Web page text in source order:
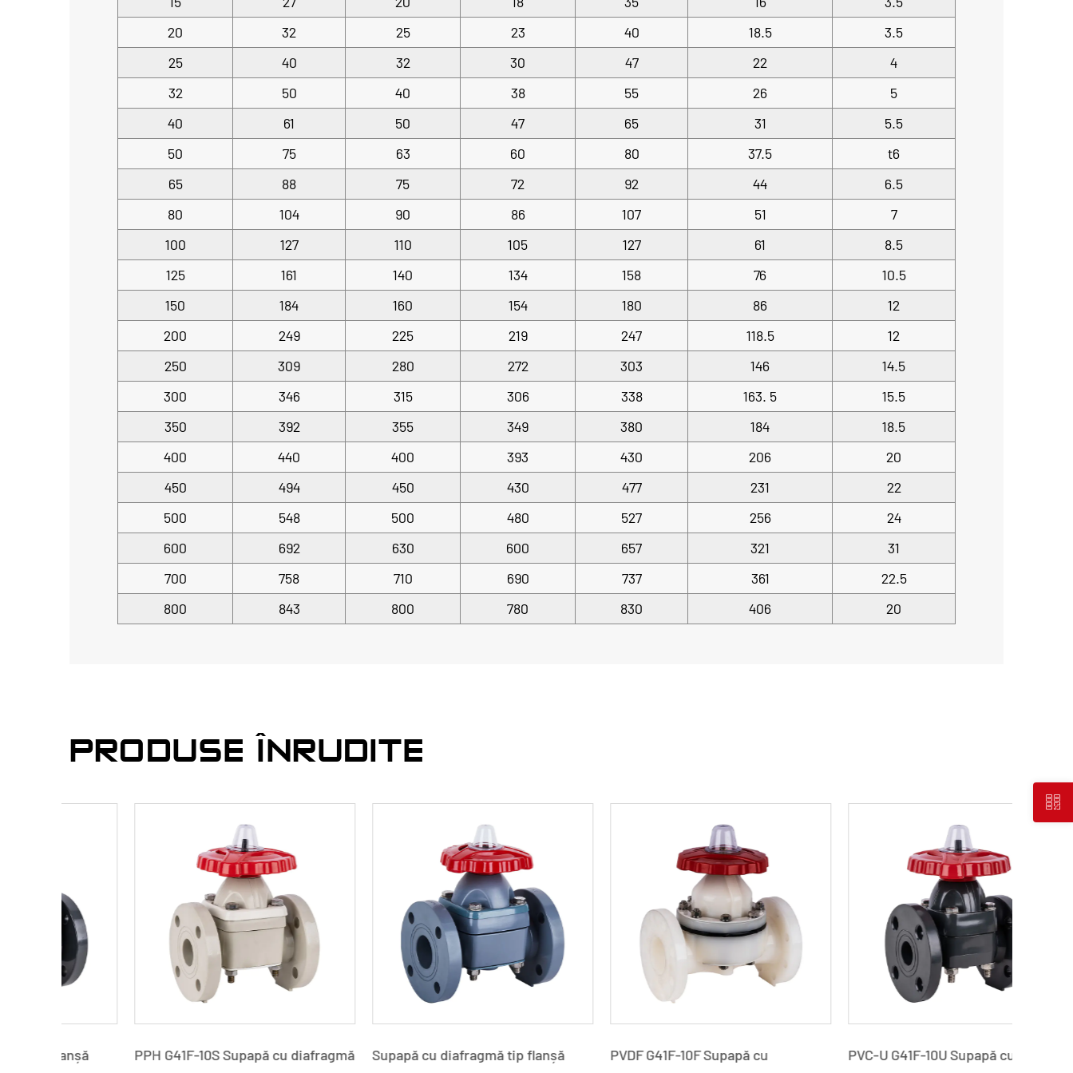
20
32 25 23 40 18.5
3.5
25
40 32 30 47 22
4
32
50 40 38 55 26
5
40
61 50 47 65 31
5.5
50
75 63 60 80 37.5
t6
65
88 75 72 92 44
6.5
80
104 90 86 107 51
7
100
127 110 105 127 61
8.5
125
161 140 134 158 76
10.5
150
184 160 154 180 86
12
200
249 225 219 247 118.5
12
250
309 280 272 303 146
14.5
300
346 315 306 338 163. 5
15.5
350
392 355 349 380 184
18.5
400
440 400 393 430 206
20
450
494 450 430 477 231
22
500
548 500 480 527 256
24
600
692 630 600 657 321
31
700
758 710 690 737 361
22.5
800
843 800 780 830 406 20
PRODUSE ÎNRUDITE
PPH G41F-10S Supapă cu diafragmă
Supapă cu diafragmă tip flanșă
PVDF G41F-10F Supapă cu
PVC-U G41F-10U Supapă cu